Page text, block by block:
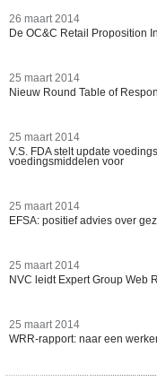
26 maart 2014
De OC&C Retail Proposition
25 maart 2014
Nieuw Round Table of
25 maart 2014
V.S. FDA stelt update
voedingsmiddelen voor
25 maart 2014
EFSA: positief advies over
25 maart 2014
NVC leidt Expert Group Web
25 maart 2014
WRR-rapport: naar een